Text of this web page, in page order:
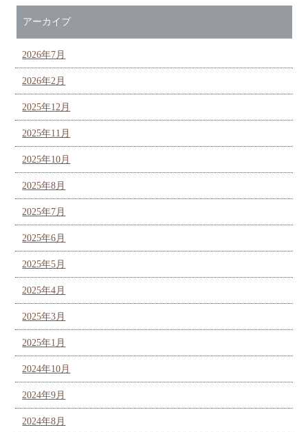
アーカイブ
2026年7月
2026年2月
2025年12月
2025年11月
2025年10月
2025年8月
2025年7月
2025年6月
2025年5月
2025年4月
2025年3月
2025年1月
2024年10月
2024年9月
2024年8月